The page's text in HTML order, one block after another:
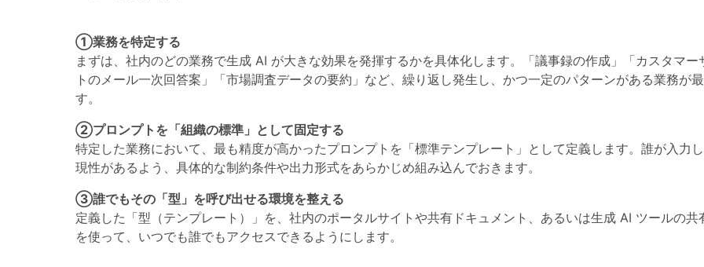
①業務を特定する
まずは、社内のどの業務で生成 AI が大きな効果を発揮するかを具体化します。「議事録の作成」「カスタマー
トのメール一次回答案」「市場調査データの要約」など、繰り返し発生し、かつ一定のパターンがある業務が
す。
②プロンプトを「組織の標準」として固定する
特定した業務において、最も精度が高かったプロンプトを「標準テンプレート」として定義します。誰が入力
現性があるよう、具体的な制約条件や出力形式をあらかじめ組み込んでおきます。
③誰でもその「型」を呼び出せる環境を整える
定義した「型（テンプレート）」を、社内のポータルサイトや共有ドキュメント、あるいは生成 AI ツールの共
を使って、いつでも誰でもアクセスできるようにします。